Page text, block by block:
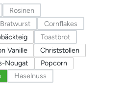
nicht verfügbar.)
ist zurzeit nicht verfügbar.)
Rosinen(Diese Option ist zurzeit nicht
zurzeit nicht verfügbar.)
Bratwurst(Diese Option ist zurzeit nicht
Cornflakes(Diese Option ist
nicht verfügbar.)
Toastbrot(Diese Option ist
nicht verfügbar.)
Vanille
Christstollen
Nougat
Popcorn
nicht verfügbar.)
Haselnuss(Diese Option ist zurzeit nicht